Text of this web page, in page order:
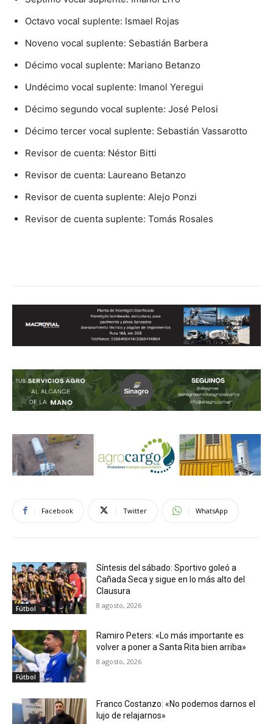
Octavo vocal suplente: Ismael Rojas
Noveno vocal suplente: Sebastián Barbera
Décimo vocal suplente: Mariano Betanzo
Undécimo vocal suplente: Imanol Yeregui
Décimo segundo vocal suplente: José Pelosi
Décimo tercer vocal suplente: Sebastián Vassarotto
Revisor de cuenta: Néstor Bitti
Revisor de cuenta: Laureano Betanzo
Revisor de cuenta suplente: Alejo Ponzi
Revisor de cuenta suplente: Tomás Rosales
Facebook Twitter WhatsApp
Fútbol
Síntesis del sábado: Sportivo goleó a
Cañada Seca y sigue en lo más alto del
Clausura
8 agosto, 2026
Fútbol
Ramiro Peters: «Lo más importante es
volver a poner a Santa Rita bien arriba»
8 agosto, 2026
Franco Costanzo: «No podemos darnos el
lujo de relajarnos»